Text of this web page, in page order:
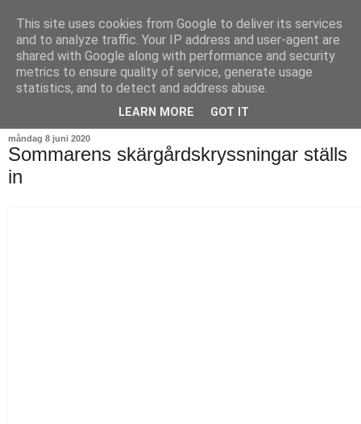
måndag 8 juni 2020
Sommarens skärgårdskryssningar ställs
in
This site uses cookies from Google to deliver its services
and to analyze traffic. Your IP address and user-agent are
shared with Google along with performance and security
metrics to ensure quality of service, generate usage
statistics, and to detect and address abuse.
LEARN MORE GOT IT